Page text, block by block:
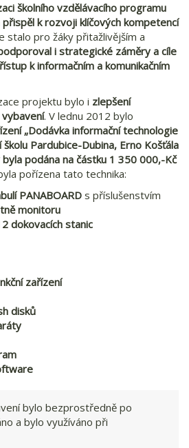
školního vzdělávacího programu
přispěl k rozvoji klíčových kompetencí
stalo pro žáky přitažlivějším a
i strategické záměry a cíle
k informačním a komunikačním
projektu bylo i zlepšení
. V lednu 2012 bylo
„Dodávka informační technologie
Pardubice-Dubina, Erno Košťála
podána na částku 1 350 000,-Kč
pořízena tato technika:
PANABOARD s příslušenstvím
monitoru
dokovacích stanic
zařízení
disků
bylo bezprostředně po
a bylo využíváno při